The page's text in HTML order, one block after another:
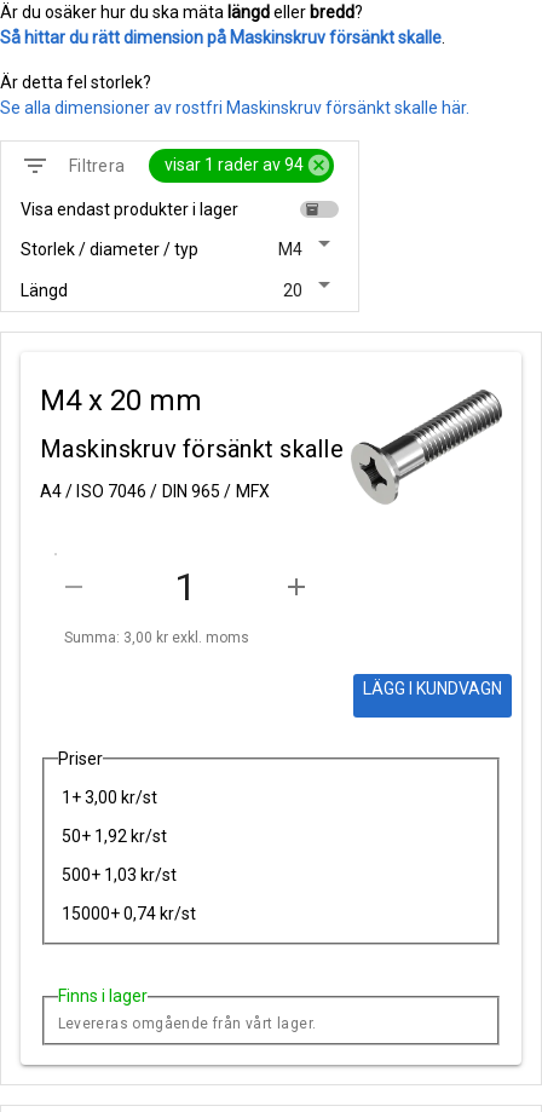
Är du osäker hur du ska mäta längdeller bredd?
Så hittar du rätt dimension på Maskinskruv försänkt skalle
Är detta fel storlek?
Se alla dimensioner av rostfri Maskinskruv försänkt skalle här.
filter_list Filtrera visar 1 rader av 94 cancel
Visa endast produkter i lager inventory
Storlek / diameter / typ M4 arrow_drop_down
Längd 20 arrow_drop_down
M4 x 20 mm
Maskinskruv försänkt skalle
A4 / ISO 7046 / DIN 965 / MFX
remove add
Summa: 3,00 kr exkl. moms
LÄGG I KUNDVAGN
Priser
1+ 3,00 kr/st
50+ 1,92 kr/st
500+ 1,03 kr/st
15000+ 0,74 kr/st
Finns i lager
Levereras omgående från vårt lager.